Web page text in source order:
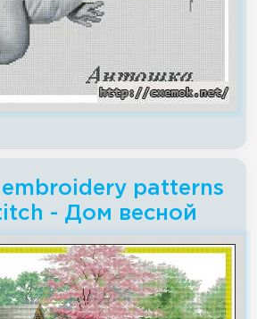
patterns
- Дом весной